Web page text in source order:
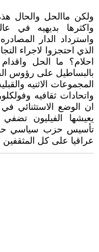
ولكن ماالحل والحال
واكثرها بديهيه في
واسترداد الدار
الذي احتجزوا لاجراء
احلام؟ ما الحل
بالبساطيل على رؤوس
المجموعات الاثنيه
واتحادات ثقافيه
ان الوضع الاستثنائي
يعيشها الفيليون
تأسيس حزب سياسي حلة
عراقيا على كل